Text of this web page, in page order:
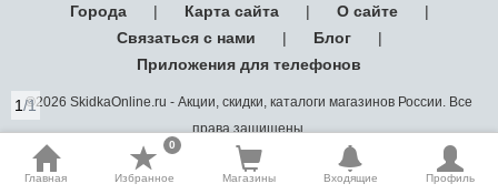
1/1
Города | Карта сайта | О сайте
|
Связаться с нами
| Блог
|
Приложения для телефонов
©2026 SkidkaOnline.ru - Акции, скидки, каталоги магазинов России. Все
права защищены.
Главная Избранное
0
Магазины Входящие Профиль